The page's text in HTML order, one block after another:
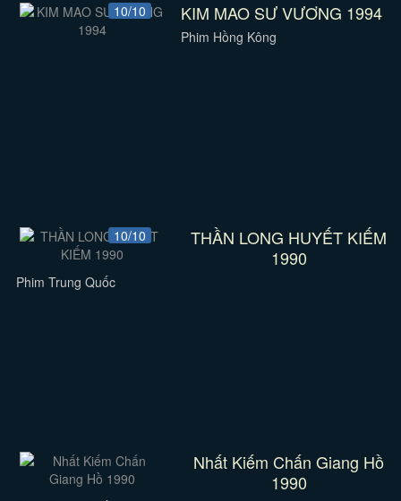
10/10 KIM MAO SƯ VƯƠNG 1994
Phim Hồng Kông
10/10
THẦN LONG HUYẾT KIẾM
1990
Phim Trung Quốc
Nhất Kiếm Chấn Giang Hồ
1990